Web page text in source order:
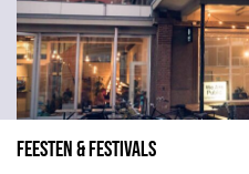
Feesten & Festivals